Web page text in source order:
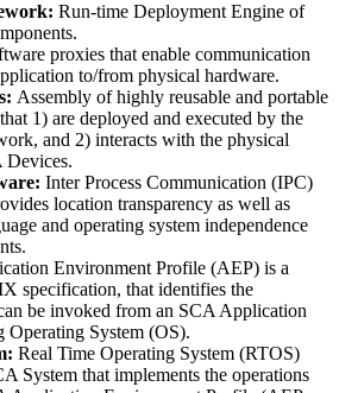
Run-time Deployment Engine of
proxies that enable communication
to/from physical hardware.
Assembly of highly reusable and portable
1) are deployed and executed by the
and 2) interacts with the physical
Devices.
Inter Process Communication (IPC)
location transparency as well as
and operating system independence
Environment Profile (AEP) is a
specification, that identifies the
be invoked from an SCA Application
Operating System (OS).
Real Time Operating System (RTOS)
System that implements the operations